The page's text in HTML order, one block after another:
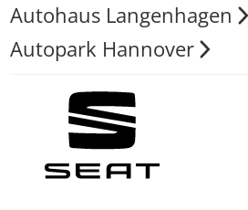
Autohaus Langenhagen
Autopark Hannover